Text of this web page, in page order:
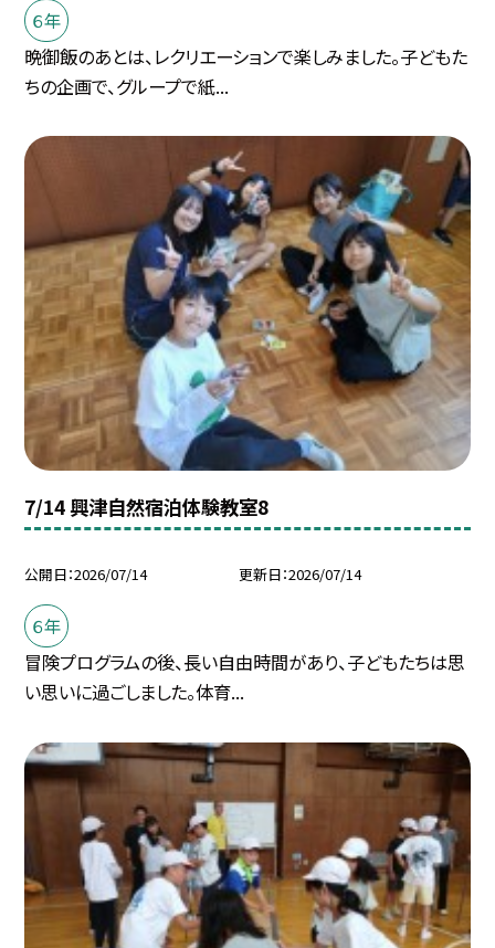
６年
晩御飯のあとは、レクリエーションで楽しみました。子どもた
ちの企画で、グループで紙...
7/14 興津自然宿泊体験教室8
公開日 2026/07/14 更新日 2026/07/14
６年
冒険プログラムの後、長い自由時間があり、子どもたちは思
い思いに過ごしました。体育...